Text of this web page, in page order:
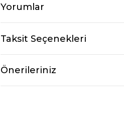
Yorumlar
Taksit Seçenekleri
Önerileriniz